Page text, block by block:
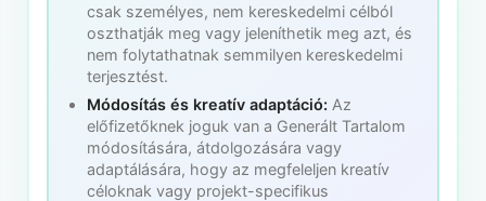
csak személyes, nem kereskedelmi célból
oszthatják meg vagy jeleníthetik meg azt, és
nem folytathatnak semmilyen kereskedelmi
terjesztést.
Módosítás és kreatív adaptáció: Az
előfizetőknek joguk van a Generált Tartalom
módosítására, átdolgozására vagy
adaptálására, hogy az megfeleljen kreatív
céloknak vagy projekt-specifikus